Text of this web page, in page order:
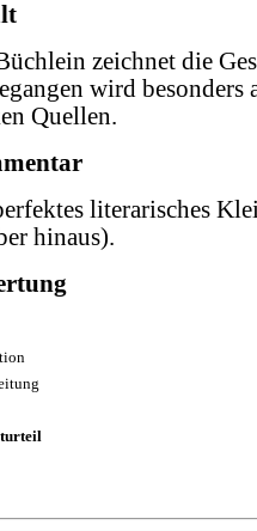
zeichnet die
wird besonders
Quellen.
literarisches
hinaus).